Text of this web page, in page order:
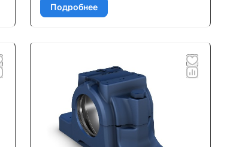
Подробнее